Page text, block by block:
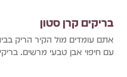
בריקים קרן סטון
אתם עומדים מול הקיר הריק
עם חיפוי אבן טבעי מרשים.